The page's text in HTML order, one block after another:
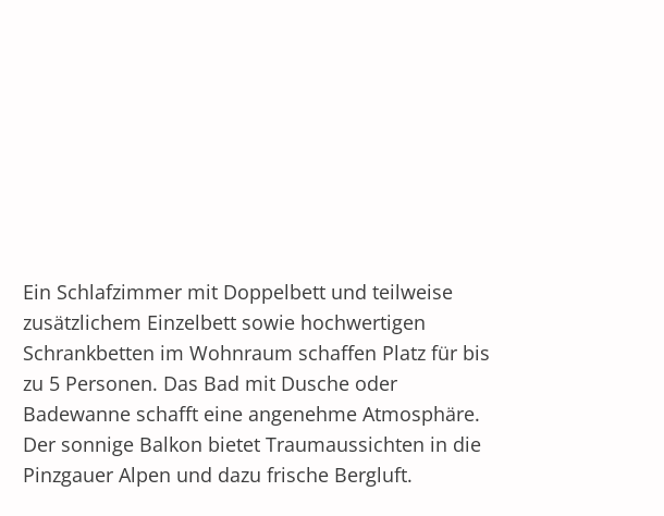
Ein Schlafzimmer mit Doppelbett und teilweise
zusätzlichem Einzelbett sowie hochwertigen
Schrankbetten im Wohnraum schaffen Platz für bis
zu 5 Personen. Das Bad mit Dusche oder
Badewanne schafft eine angenehme Atmosphäre.
Der sonnige Balkon bietet Traumaussichten in die
Pinzgauer Alpen und dazu frische Bergluft.